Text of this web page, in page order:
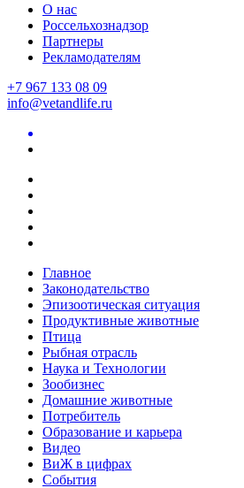
О нас
Россельхознадзор
Партнеры
Рекламодателям
+7 967 133 08 09
info@vetandlife.ru
Главное
Законодательство
Эпизоотическая ситуация
Продуктивные животные
Птица
Рыбная отрасль
Наука и Технологии
Зообизнес
Домашние животные
Потребитель
Образование и карьера
Видео
ВиЖ в цифрах
События